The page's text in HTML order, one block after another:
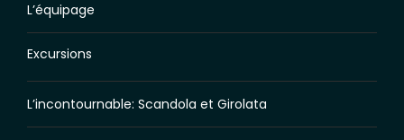
L’équipage
Excursions
L’incontournable: Scandola et Girolata